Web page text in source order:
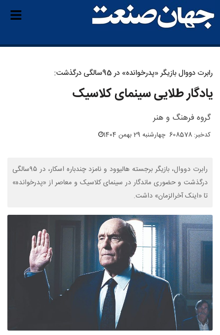
رابرت دووال بازیگر «پدرخوانده» در 95سالگی درگذشت:
یادگار طلایی سینمای کلاسیک
گروه فرهنگ و هنر
کدخبر: 608578 چهارشنبه 29 بهمن 1404
رابرت دووال، بازیگر برجسته هالیوود و نامزد چندباره اسکار، در ۹۵سالگی
درگذشت و حضوری ماندگار در سینمای کلاسیک و معاصر از «پدرخوانده»
تا «اینک آخرالزمان» داشت.